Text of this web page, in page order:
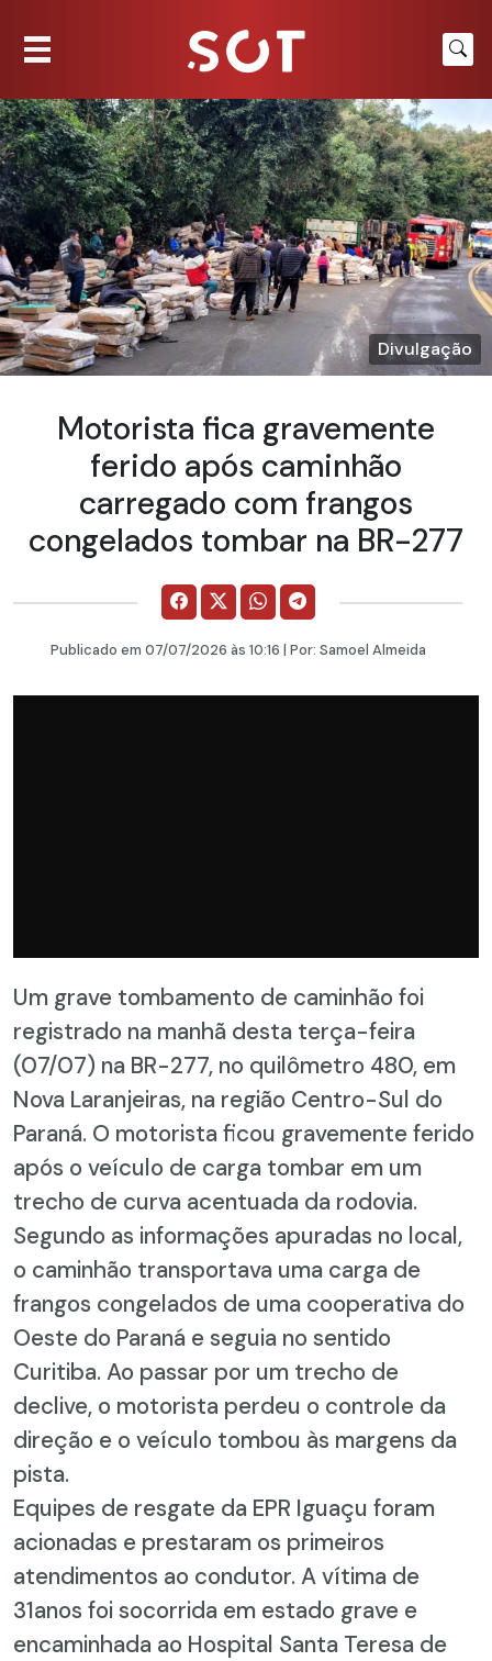
Divulgação
Motorista fica gravemente
ferido após caminhão
carregado com frangos
congelados tombar na BR-277
Publicado em 07/07/2026 às 10:16 | Por: Samoel Almeida
Um grave tombamento de caminhão foi
registrado na manhã desta terça-feira
(07/07) na BR-277, no quilômetro 480, em
Nova Laranjeiras, na região Centro-Sul do
Paraná. O motorista ficou gravemente ferido
após o veículo de carga tombar em um
trecho de curva acentuada da rodovia.
Segundo as informações apuradas no local,
o caminhão transportava uma carga de
frangos congelados de uma cooperativa do
Oeste do Paraná e seguia no sentido
Curitiba. Ao passar por um trecho de
declive, o motorista perdeu o controle da
direção e o veículo tombou às margens da
pista.
Equipes de resgate da EPR Iguaçu foram
acionadas e prestaram os primeiros
atendimentos ao condutor. A vítima de
31anos foi socorrida em estado grave e
encaminhada ao Hospital Santa Teresa de